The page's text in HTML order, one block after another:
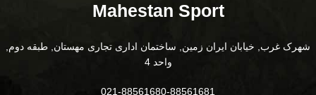
Mahestan Sport
شهرک غرب, خیابان ایران زمین, ساختمان اداری تجاری مهستان, طبقه دوم,
واحد 4
021-88561680-88561681